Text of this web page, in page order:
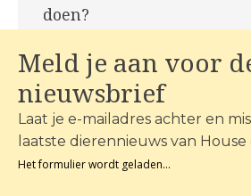
doen?
Meld je aan voor
nieuwsbrief
Laat je e-mailadres achter en
laatste dierennieuws van House